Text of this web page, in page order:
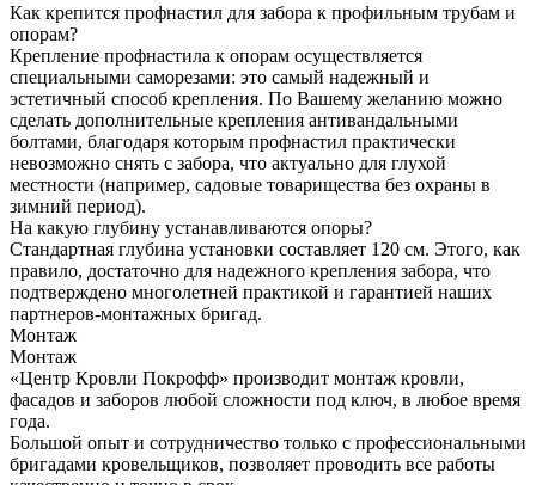
Как крепится профнастил для забора к профильным трубам и
опорам?
Крепление профнастила к опорам осуществляется
специальными саморезами: это самый надежный и
эстетичный способ крепления. По Вашему желанию можно
сделать дополнительные крепления антивандальными
болтами, благодаря которым профнастил практически
невозможно снять с забора, что актуально для глухой
местности (например, садовые товарищества без охраны в
зимний период).
На какую глубину устанавливаются опоры?
Стандартная глубина установки составляет 120 см. Этого, как
правило, достаточно для надежного крепления забора, что
подтверждено многолетней практикой и гарантией наших
партнеров-монтажных бригад.
Монтаж
Монтаж
«Центр Кровли Покрофф» производит монтаж кровли,
фасадов и заборов любой сложности под ключ, в любое время
года.
Большой опыт и сотрудничество только с профессиональными
бригадами кровельщиков, позволяет проводить все работы